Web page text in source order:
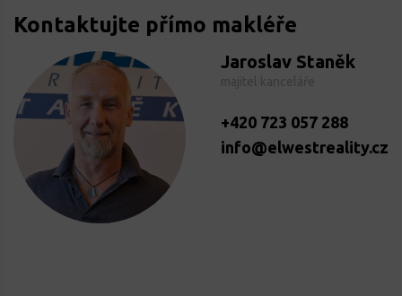
Kontaktujte přímo makléře
Jaroslav Staněk
+420 723 057 288
info@elwestreality.cz